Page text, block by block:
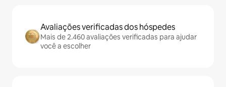
Avaliações verificadas dos hóspedes
Mais de 2.460 avaliações verificadas para ajudar
você a escolher